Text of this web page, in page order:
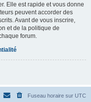
Elle est rapide et vous donne
peuvent accorder des
Avant de vous inscrire,
et de la politique de
forum.
Fuseau horaire sur UTC